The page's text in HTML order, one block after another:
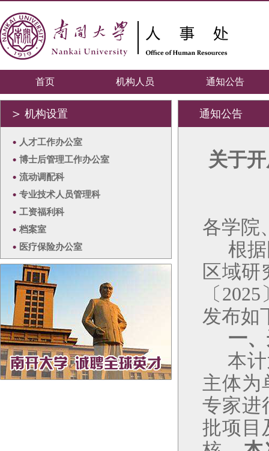
首页 机构人员 通知公告
＞ 机构设置
• 人才工作办公室
• 博士后管理工作办公室
• 流动调配科
• 专业技术人员管理科
• 工资福利科
• 档案室
• 医疗保险办公室
通知公告
关于
各学院
根
区域研
〔 2025
发布如
一
本
主体为
专家进
批项目